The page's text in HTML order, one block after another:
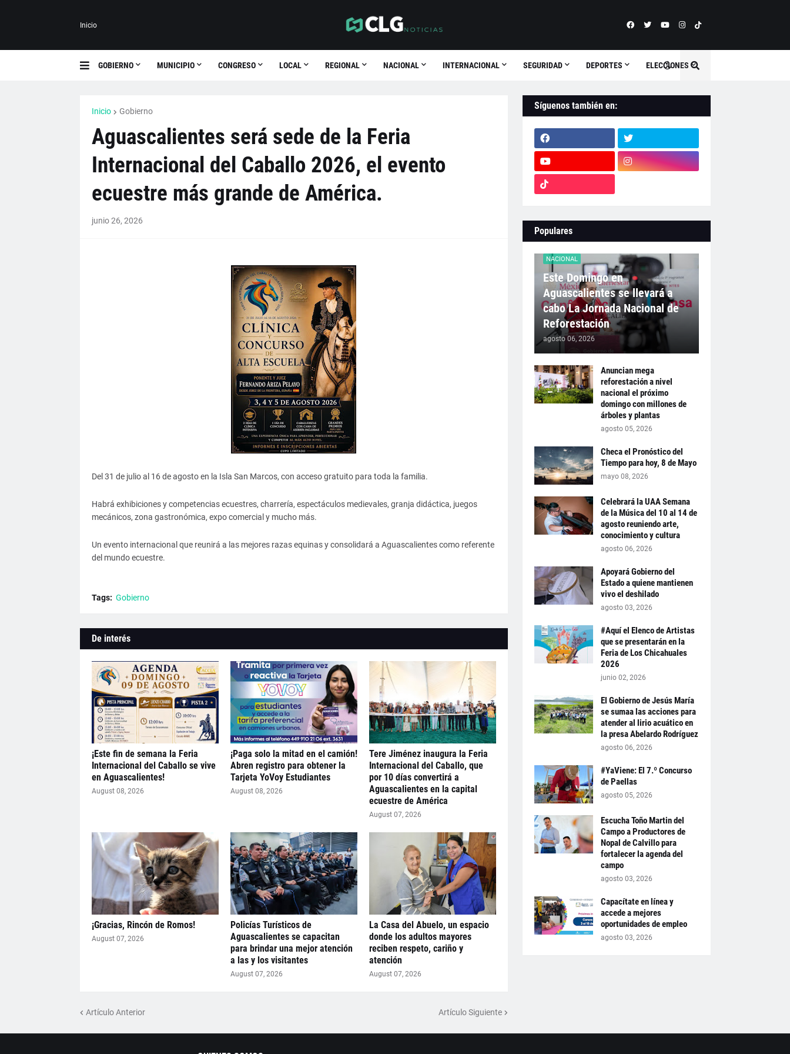
Inicio
GOBIERNO MUNICIPIO CONGRESO LOCAL REGIONAL NACIONAL INTERNACIONAL SEGURIDAD DEPORTES ELECCIONES
Inicio Gobierno
Aguascalientes será sede de la Feria
Internacional del Caballo 2026, el evento
ecuestre más grande de América.
junio 26, 2026
Del 31 de julio al 16 de agosto en la Isla San Marcos, con acceso gratuito para toda la familia.
Habrá exhibiciones y competencias ecuestres, charrería, espectáculos medievales, granja didáctica, juegos
mecánicos, zona gastronómica, expo comercial y mucho más.
Un evento internacional que reunirá a las mejores razas equinas y consolidará a Aguascalientes como referente
del mundo ecuestre.
Tags: Gobierno
De interés
¡Este fin de semana la Feria
Internacional del Caballo se vive
en Aguascalientes!
August 08, 2026
¡Paga solo la mitad en el camión!
Abren registro para obtener la
Tarjeta YoVoy Estudiantes
August 08, 2026
Tere Jiménez inaugura la Feria
Internacional del Caballo, que
por 10 días convertirá a
Aguascalientes en la capital
ecuestre de América
August 07, 2026
¡Gracias, Rincón de Romos!
August 07, 2026
Policías Turísticos de
Aguascalientes se capacitan
para brindar una mejor atención
a las y los visitantes
August 07, 2026
La Casa del Abuelo, un espacio
donde los adultos mayores
reciben respeto, cariño y
atención
August 07, 2026
Artículo Anterior Artículo Siguiente
Síguenos también en:
Populares
NACIONAL
Este Domingo en
Aguascalientes se llevará a
cabo La Jornada Nacional de
Reforestación
agosto 06, 2026
Anuncian mega
reforestación a nivel
nacional el próximo
domingo con millones de
árboles y plantas
agosto 05, 2026
Checa el Pronóstico del
Tiempo para hoy, 8 de Mayo
mayo 08, 2026
Celebrará la UAA Semana
de la Música del 10 al 14 de
agosto reuniendo arte,
conocimiento y cultura
agosto 06, 2026
Apoyará Gobierno del
Estado a quiene mantienen
vivo el deshilado
agosto 03, 2026
#Aquí el Elenco de Artistas
que se presentarán en la
Feria de Los Chicahuales
2026
junio 02, 2026
El Gobierno de Jesús María
se sumaa las acciones para
atender al lirio acuático en
la presa Abelardo Rodríguez
agosto 06, 2026
#YaViene: El 7.º Concurso
de Paellas
agosto 05, 2026
Escucha Toño Martin del
Campo a Productores de
Nopal de Calvillo para
fortalecer la agenda del
campo
agosto 03, 2026
Capacítate en línea y
accede a mejores
oportunidades de empleo
agosto 03, 2026